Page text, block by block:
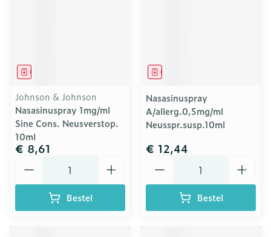
Geneesmiddel
Johnson & Johnson
Nasasinuspray 1mg/ml
Sine Cons. Neusverstop.
10ml
€ 8,61
Bestel
Geneesmiddel
Nasasinuspray
A/allerg.0,5mg/ml
Neusspr.susp.10ml
€ 12,44
Bestel